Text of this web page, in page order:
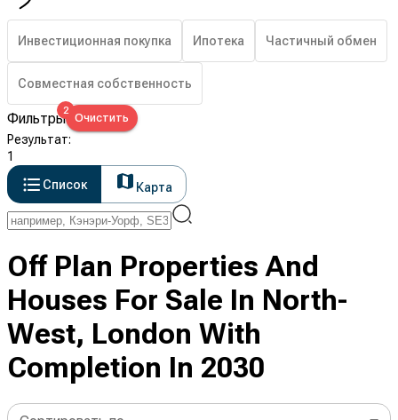
Инвестиционная покупка Ипотека Частичный обмен
Совместная собственность
Фильтры2
Очистить
Результат:
1
Список
Карта
Off Plan Properties And
Houses For Sale In North-
West, London With
Completion In 2030